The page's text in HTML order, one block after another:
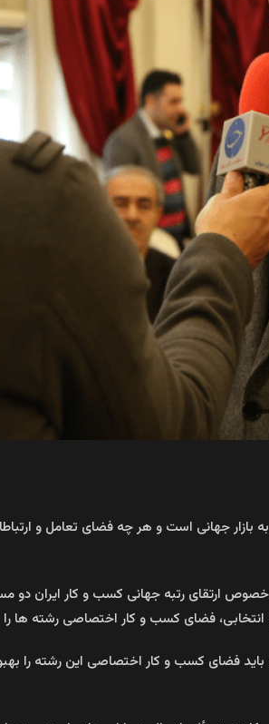
جهانی است و هر چه فضای تعامل و
ارتقای رتبه جهانی کسب و کار ایران دو
فضای کسب و کار اختصاصی رشته ها
کسب و کار اختصاصی این رشته را